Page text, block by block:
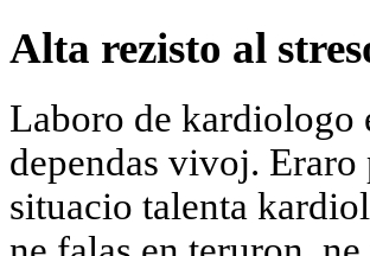
Alta rezisto al
Laboro de kardiologo
dependas vivoj.
situacio talenta